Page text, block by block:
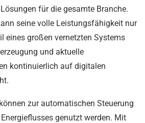
für die gesamte Branche.
seine volle Leistungsfähigkeit nur
eines großen vernetzten Systems
und aktuelle
kontinuierlich auf digitalen
zur automatischen Steuerung
genutzt werden. Mit